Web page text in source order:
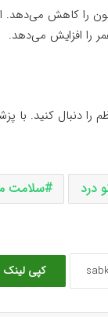
قلبی، دیابت نوع ۲ و
را افزایش می‌دهد.
را دنبال کنید. با
درد سلامت
کپی لینک